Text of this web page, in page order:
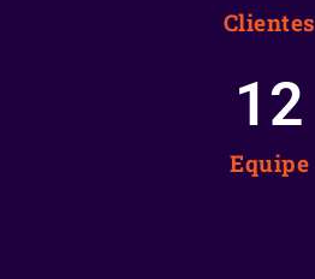
Clientes
Equipe
12